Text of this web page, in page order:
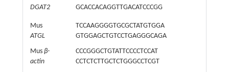
DGAT2
GCACCACAGGTTGACATCCCGG
Mus
ATGL
Musβ-
actin
TCCAAGGGGTGCGCTATGTGGA
GTGGAGCTGTCCTGAGGGCAGA
CCCGGGCTGTATTCCCCTCCAT
CCTCTCTTGCTCTGGGCCTCGT